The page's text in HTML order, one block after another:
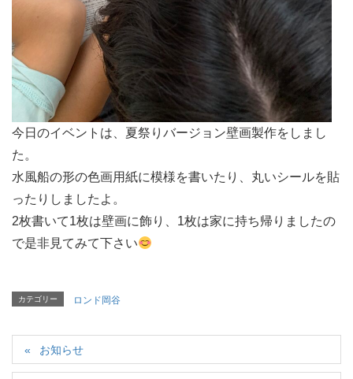
今日のイベントは、夏祭りバージョン壁画製作をしまし
た。
水風船の形の色画用紙に模様を書いたり、丸いシールを貼
ったりしましたよ。
2枚書いて1枚は壁画に飾り、1枚は家に持ち帰りましたの
で是非見てみて下さい
カテゴリー ロンド岡谷
お知らせ